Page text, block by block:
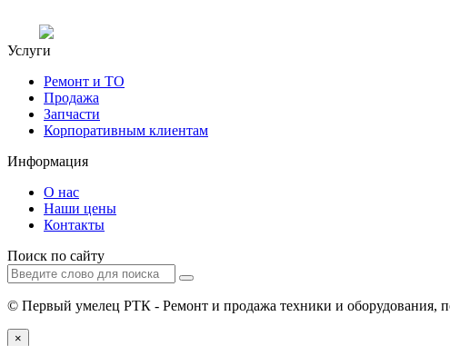
Услуги
Ремонт и ТО
Продажа
Запчасти
Корпоративным клиентам
Информация
О нас
Наши цены
Контакты
Поиск по сайту
© Первый умелец РТК - Ремонт и продажа техники и оборудования,
×